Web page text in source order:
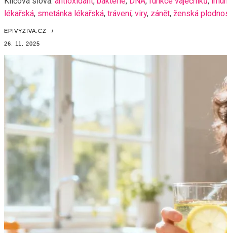
lékařská, smetánka lékařská, trávení, viry, zánět, ženská
EPIVYZIVA.CZ /
26. 11. 2025